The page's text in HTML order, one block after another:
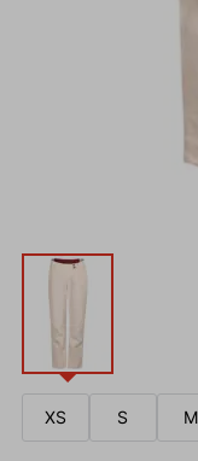
XS S M